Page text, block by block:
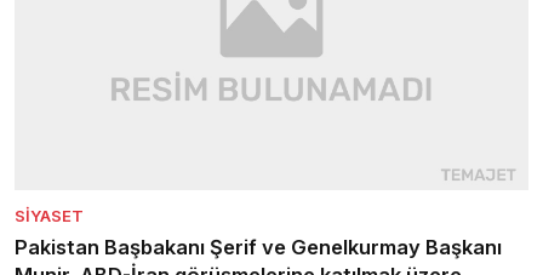
SIYASET
Pakistan Başbakanı Şerif ve Genelkurmay Başkanı